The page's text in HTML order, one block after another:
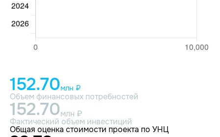
152.70млн ₽
Объем финансовых потребностей
152.70млн ₽
Фактический объем инвестиций
Общая оценка стоимости проекта по УНЦ